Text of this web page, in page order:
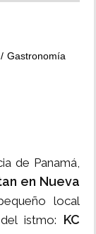
Gastronomía
de Panamá,
en Nueva
local
istmo: KC